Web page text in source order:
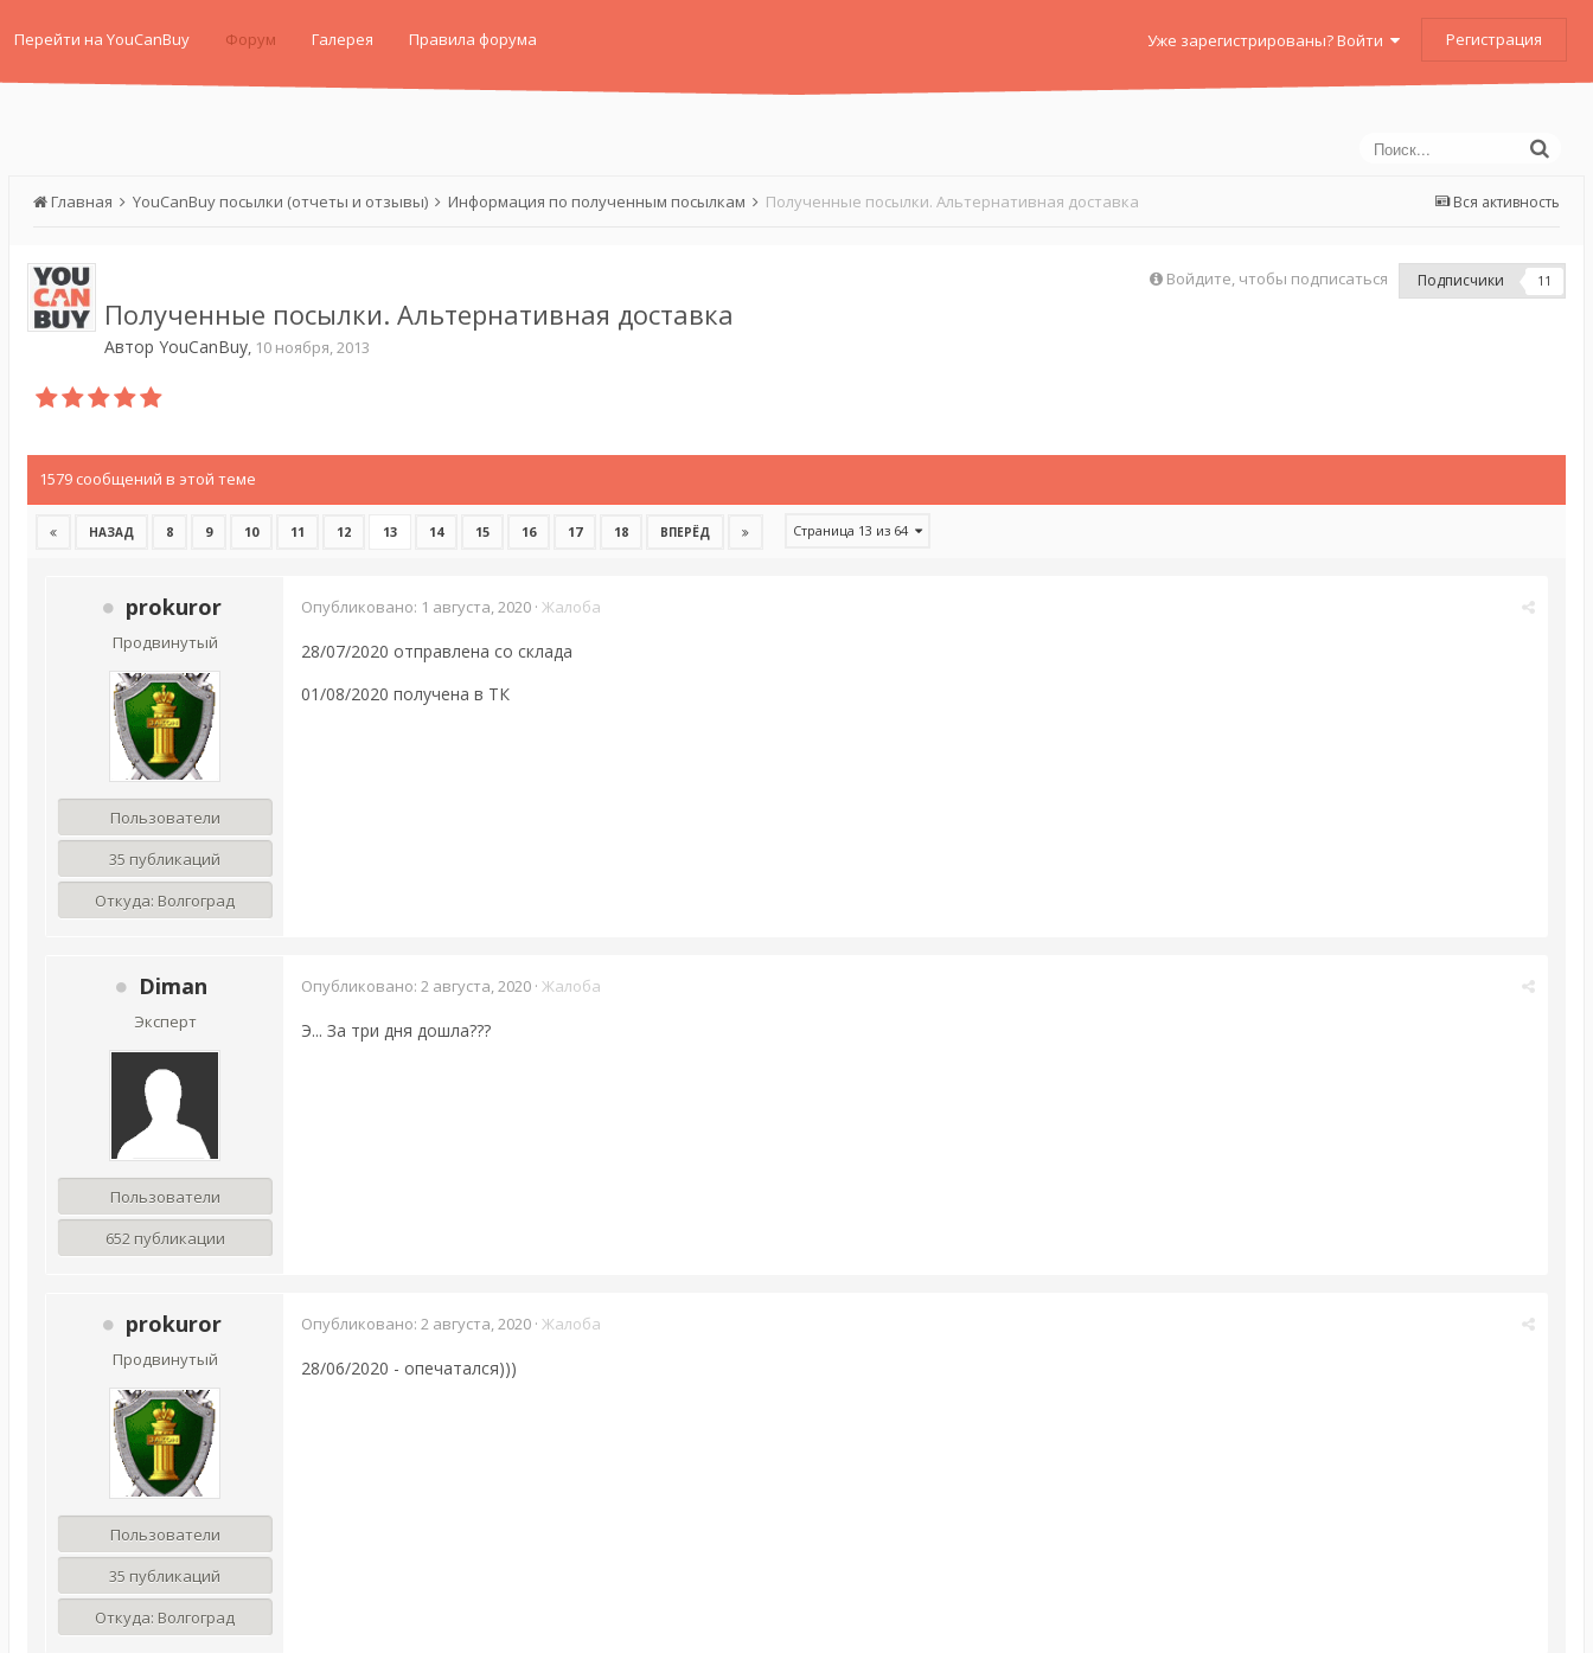
Перейти на YouCanBuy Форум Галерея Правила форума Уже зарегистрированы? Войти Регистрация
Вся активность
Главная YouCanBuy посылки (отчеты и отзывы) Информация по полученным посылкам Полученные посылки. Альтернативная доставка
Войдите, чтобы подписаться Подписчики 11
Полученные посылки. Альтернативная доставка
Автор YouCanBuy, 10 ноября, 2013
1579 сообщений в этой теме
НАЗАД 8 9 10 11 12 13 14 15 16 17 18 ВПЕРЁД Страница 13 из 64
prokuror
Продвинутый
Пользователи
35 публикаций
Откуда: Волгоград
Опубликовано: 1 августа, 2020 · Жалоба
28/07/2020 отправлена со склада
01/08/2020 получена в ТК
Diman
Эксперт
Пользователи
652 публикации
Опубликовано: 2 августа, 2020 · Жалоба
Э... За три дня дошла???
prokuror
Продвинутый
Пользователи
35 публикаций
Откуда: Волгоград
Опубликовано: 2 августа, 2020 · Жалоба
28/06/2020 - опечатался)))